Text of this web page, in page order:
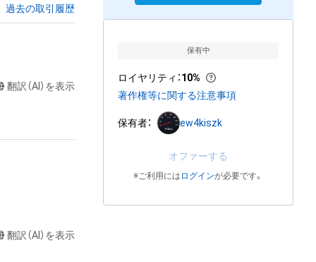
過去の取引履歴
翻訳（AI）を表示
翻訳（AI）を表示
保有中
ロイヤリティ ：10%
著作権等に関する注意事項
保有者： ew4kiszk
オファーする
※ご利用には ログインが必要です。